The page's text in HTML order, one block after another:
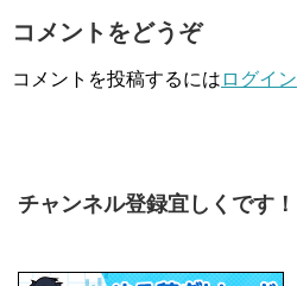
コメントをどうぞ
コメントを投稿するには ログイン
チャンネル登録宜しくです！